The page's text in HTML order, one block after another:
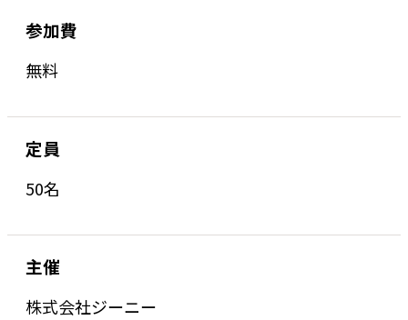
参加費
無料
定員
50名
主催
株式会社ジーニー